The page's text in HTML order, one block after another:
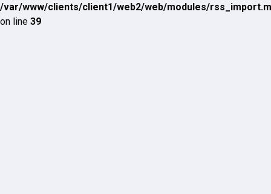
/var/www/clients/client1/web2/web/modules/
on line 39